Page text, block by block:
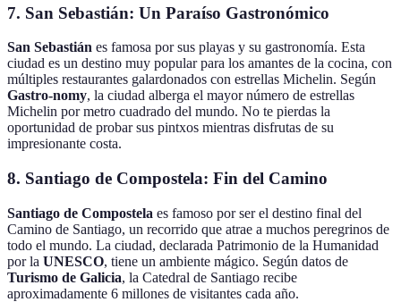
7. San Sebastián: Un Paraíso Gastronómico
San Sebastián es famosa por sus playas y su gastronomía. Esta
ciudad es un destino muy popular para los amantes de la cocina, con
múltiples restaurantes galardonados con estrellas Michelin. Según
Gastro-nomy, la ciudad alberga el mayor número de estrellas
Michelin por metro cuadrado del mundo. No te pierdas la
oportunidad de probar sus pintxos mientras disfrutas de su
impresionante costa.
8. Santiago de Compostela: Fin del Camino
Santiago de Compostela es famoso por ser el destino final del
Camino de Santiago, un recorrido que atrae a muchos peregrinos de
todo el mundo. La ciudad, declarada Patrimonio de la Humanidad
por la UNESCO, tiene un ambiente mágico. Según datos de
Turismo de Galicia, la Catedral de Santiago recibe
aproximadamente 6 millones de visitantes cada año.